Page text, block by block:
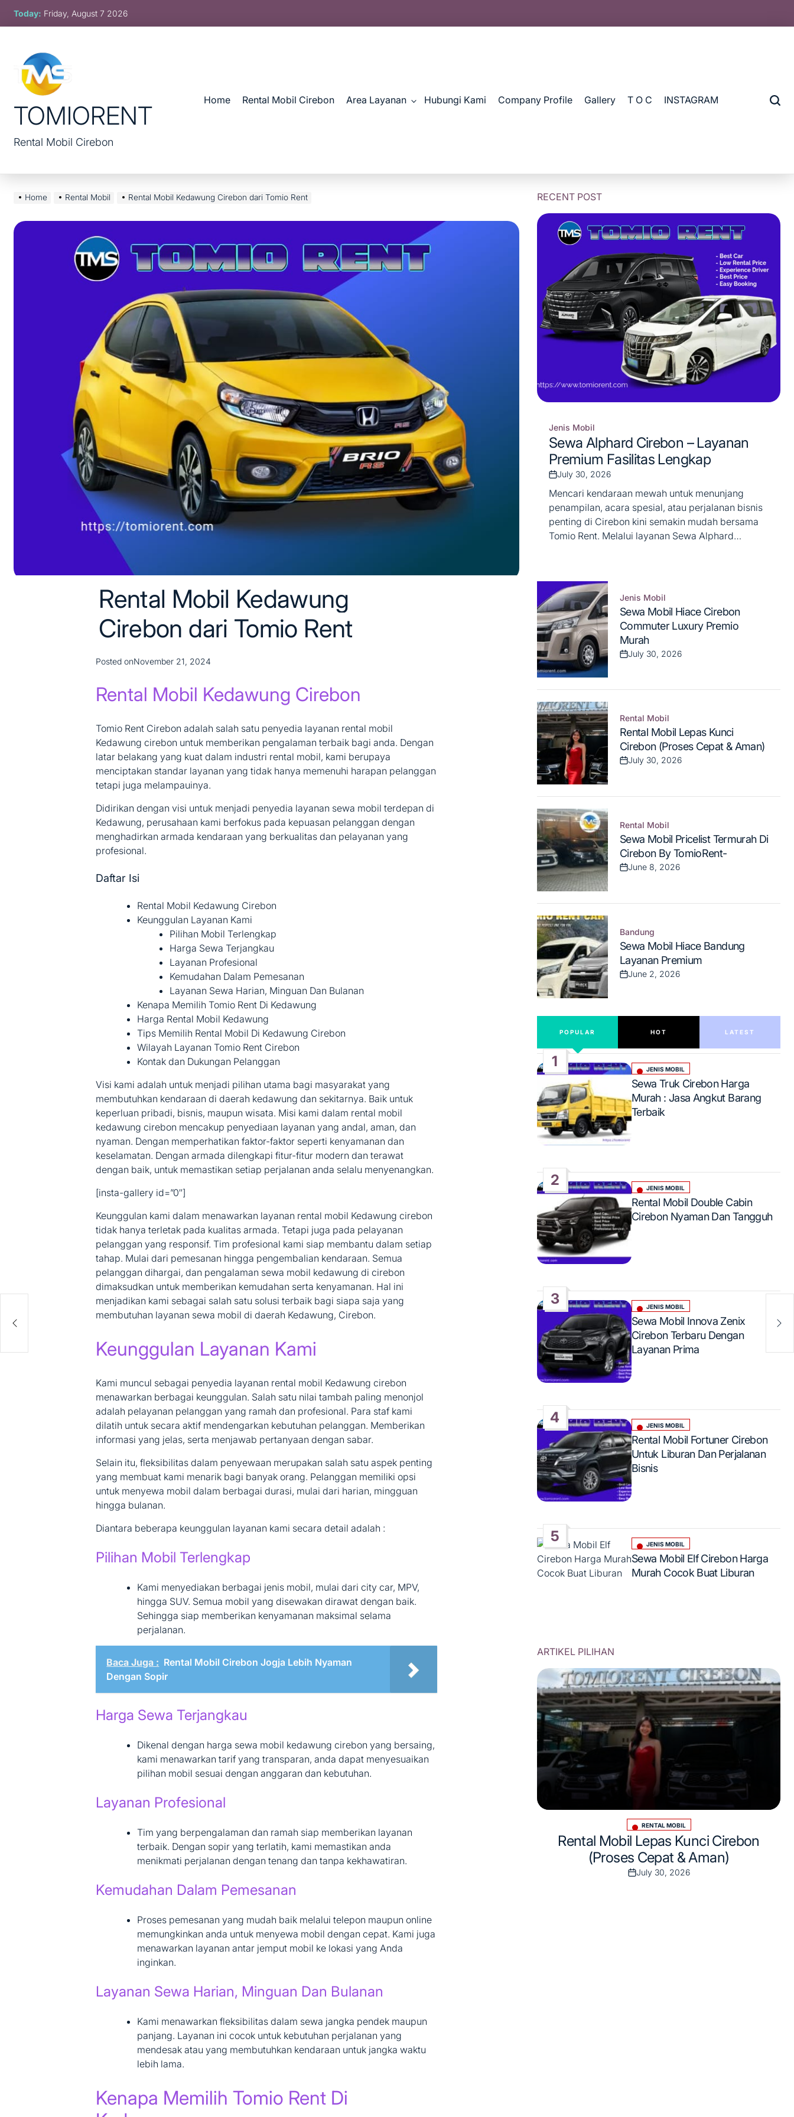
Today: Friday, August 7 2026
TOMIORENT
Rental Mobil Cirebon
Home Rental Mobil Cirebon Area Layanan Hubungi Kami Company Profile Gallery T O C INSTAGRAM
Home Rental Mobil Rental Mobil Kedawung Cirebon dari Tomio Rent
Rental Mobil Kedawung
Cirebon dari Tomio Rent
Posted onNovember 21, 2024
Rental Mobil Kedawung Cirebon
Tomio Rent Cirebon adalah salah satu penyedia layanan rental mobil
Kedawung cirebon untuk memberikan pengalaman terbaik bagi anda. Dengan
latar belakang yang kuat dalam industri rental mobil, kami berupaya
menciptakan standar layanan yang tidak hanya memenuhi harapan pelanggan
tetapi juga melampauinya.
Didirikan dengan visi untuk menjadi penyedia layanan sewa mobil terdepan di
Kedawung, perusahaan kami berfokus pada kepuasan pelanggan dengan
menghadirkan armada kendaraan yang berkualitas dan pelayanan yang
profesional.
Daftar Isi
Rental Mobil Kedawung Cirebon
Keunggulan Layanan Kami
Pilihan Mobil Terlengkap
Harga Sewa Terjangkau
Layanan Profesional
Kemudahan Dalam Pemesanan
Layanan Sewa Harian, Minguan Dan Bulanan
Kenapa Memilih Tomio Rent Di Kedawung
Harga Rental Mobil Kedawung
Tips Memilih Rental Mobil Di Kedawung Cirebon
Wilayah Layanan Tomio Rent Cirebon
Kontak dan Dukungan Pelanggan
Visi kami adalah untuk menjadi pilihan utama bagi masyarakat yang
membutuhkan kendaraan di daerah kedawung dan sekitarnya. Baik untuk
keperluan pribadi, bisnis, maupun wisata. Misi kami dalam rental mobil
kedawung cirebon mencakup penyediaan layanan yang andal, aman, dan
nyaman. Dengan memperhatikan faktor-faktor seperti kenyamanan dan
keselamatan. Dengan armada dilengkapi fitur-fitur modern dan terawat
dengan baik, untuk memastikan setiap perjalanan anda selalu menyenangkan.
[insta-gallery id=”0″]
Keunggulan kami dalam menawarkan layanan rental mobil Kedawung cirebon
tidak hanya terletak pada kualitas armada. Tetapi juga pada pelayanan
pelanggan yang responsif. Tim profesional kami siap membantu dalam setiap
tahap. Mulai dari pemesanan hingga pengembalian kendaraan. Semua
pelanggan dihargai, dan pengalaman sewa mobil kedawung di cirebon
dimaksudkan untuk memberikan kemudahan serta kenyamanan. Hal ini
menjadikan kami sebagai salah satu solusi terbaik bagi siapa saja yang
membutuhan layanan sewa mobil di daerah Kedawung, Cirebon.
Keunggulan Layanan Kami
Kami muncul sebagai penyedia layanan rental mobil Kedawung cirebon
menawarkan berbagai keunggulan. Salah satu nilai tambah paling menonjol
adalah pelayanan pelanggan yang ramah dan profesional. Para staf kami
dilatih untuk secara aktif mendengarkan kebutuhan pelanggan. Memberikan
informasi yang jelas, serta menjawab pertanyaan dengan sabar.
Selain itu, fleksibilitas dalam penyewaan merupakan salah satu aspek penting
yang membuat kami menarik bagi banyak orang. Pelanggan memiliki opsi
untuk menyewa mobil dalam berbagai durasi, mulai dari harian, mingguan
hingga bulanan.
Diantara beberapa keunggulan layanan kami secara detail adalah :
Pilihan Mobil Terlengkap
Kami menyediakan berbagai jenis mobil, mulai dari city car, MPV,
hingga SUV. Semua mobil yang disewakan dirawat dengan baik.
Sehingga siap memberikan kenyamanan maksimal selama
perjalanan.
Baca Juga : Rental Mobil Cirebon Jogja Lebih Nyaman
Dengan Sopir
Harga Sewa Terjangkau
Dikenal dengan harga sewa mobil kedawung cirebon yang bersaing,
kami menawarkan tarif yang transparan, anda dapat menyesuaikan
pilihan mobil sesuai dengan anggaran dan kebutuhan.
Layanan Profesional
Tim yang berpengalaman dan ramah siap memberikan layanan
terbaik. Dengan sopir yang terlatih, kami memastikan anda
menikmati perjalanan dengan tenang dan tanpa kekhawatiran.
Kemudahan Dalam Pemesanan
Proses pemesanan yang mudah baik melalui telepon maupun online
memungkinkan anda untuk menyewa mobil dengan cepat. Kami juga
menawarkan layanan antar jemput mobil ke lokasi yang Anda
inginkan.
Layanan Sewa Harian, Minguan Dan Bulanan
Kami menawarkan fleksibilitas dalam sewa jangka pendek maupun
panjang. Layanan ini cocok untuk kebutuhan perjalanan yang
mendesak atau yang membutuhkan kendaraan untuk jangka waktu
lebih lama.
Kenapa Memilih Tomio Rent Di
RECENT POST
Posted
in
Jenis Mobil
Sewa Alphard Cirebon – Layanan
Premium Fasilitas Lengkap
Post
Date
July 30, 2026
Mencari kendaraan mewah untuk menunjang
penampilan, acara spesial, atau perjalanan bisnis
penting di Cirebon kini semakin mudah bersama
Tomio Rent. Melalui layanan Sewa Alphard
kenyamanan, prestise, dan privasi maksimal bagi
Anda...
Posted
in
Jenis Mobil
Sewa Mobil Hiace Cirebon
Commuter Luxury Premio
Murah
Post
July 30, 2026
Posted
in
Rental Mobil
Rental Mobil Lepas Kunci
Cirebon (Proses Cepat & Aman)
Post
July 30, 2026
Posted
in
Rental Mobil
Sewa Mobil Pricelist Termurah Di
Cirebon By TomioRent-
Post
June 8, 2026
Posted
in
Bandung
Sewa Mobil Hiace Bandung
Layanan Premium
Post
June 2, 2026
POPULAR HOT LATEST
1
Posted
in
JENIS MOBIL
Sewa Truk Cirebon Harga
Murah : Jasa Angkut Barang
Terbaik
2
Posted
in
JENIS MOBIL
Rental Mobil Double Cabin
Cirebon Nyaman Dan Tangguh
3
Posted
in
JENIS MOBIL
Sewa Mobil Innova Zenix
Cirebon Terbaru Dengan
Layanan Prima
4
Posted
in
JENIS MOBIL
Rental Mobil Fortuner Cirebon
Untuk Liburan Dan Perjalanan
Bisnis
5
Posted
in
JENIS MOBIL
Sewa Mobil Elf Cirebon Harga
Murah Cocok Buat Liburan
ARTIKEL PILIHAN
Sewa Mobil Hiace Cirebon Commuter
Luxury Premio Murah
Posted
in
RENTAL MOBIL
Rental Mobil Lepas Kunci Cirebon
(Proses Cepat & Aman)
Post
July 30, 2026